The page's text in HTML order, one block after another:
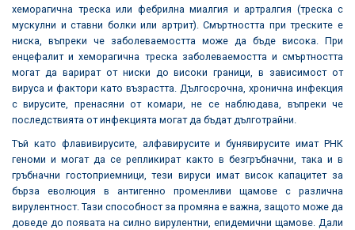
хеморагична треска или фебрилна миалгия и артралгия (треска с
мускулни и ставни болки или артрит). Смъртността при треските е
ниска, въпреки че заболеваемостта може да бъде висока. При
енцефалит и хеморагична треска заболеваемостта и смъртността
могат да варират от ниски до високи граници, в зависимост от
вируса и фактори като възрастта. Дългосрочна, хронична инфекция
с вирусите, пренасяни от комари, не се наблюдава, въпреки че
последствията от инфекцията могат да бъдат дълготрайни.
Тъй като флавивирусите, алфавирусите и бунявирусите имат РНК
геноми и могат да се репликират както в безгръбначни, така и в
гръбначни гостоприемници, тези вируси имат висок капацитет за
бърза еволюция в антигенно променливи щамове с различна
вирулентност. Тази способност за промяна е важна, защото може да
доведе до появата на силно вирулентни, епидемични щамове. Дали